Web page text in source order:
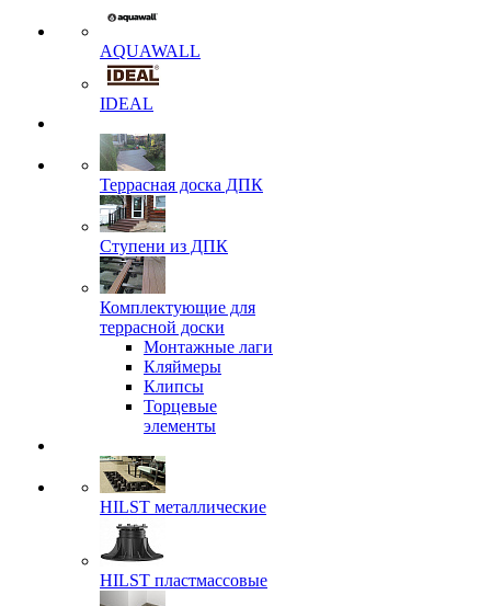
AQUAWALL
IDEAL
Террасная доска ДПК
Ступени из ДПК
Комплектующие для
террасной доски
Монтажные лаги
Кляймеры
Клипсы
Торцевые
элементы
HILST металлические
HILST пластмассовые